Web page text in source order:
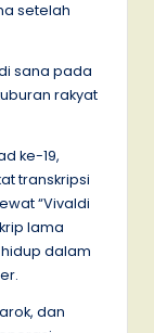
setelah
sana pada
rakyat
ke-19,
transkripsi
“Vivaldi
lama
hidup dalam
dan